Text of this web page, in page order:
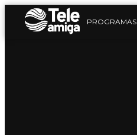
PROGRAMAS